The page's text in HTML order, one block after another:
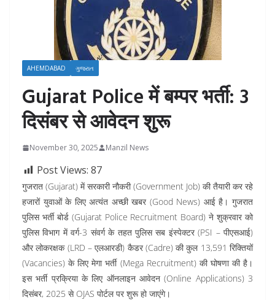
AHEMDABAD ગુજરાત
Gujarat Police में बम्पर भर्ती: 3
दिसंबर से आवेदन शुरू
November 30, 2025 Manzil News
Post Views: 87
गुजरात (Gujarat) में सरकारी नौकरी (Government Job) की तैयारी कर रहे
हजारों युवाओं के लिए अत्यंत अच्छी खबर (Good News) आई है। गुजरात
पुलिस भर्ती बोर्ड (Gujarat Police Recruitment Board) ने शुक्रवार को
पुलिस विभाग में वर्ग-3 संवर्ग के तहत पुलिस सब इंस्पेक्टर (PSI – पीएसआई)
और लोकरक्षक (LRD – एलआरडी) कैडर (Cadre) की कुल 13,591 रिक्तियों
(Vacancies) के लिए मेगा भर्ती (Mega Recruitment) की घोषणा की है।
इस भर्ती प्रक्रिया के लिए ऑनलाइन आवेदन (Online Applications) 3
दिसंबर, 2025 से OJAS पोर्टल पर शुरू हो जाएंगे।